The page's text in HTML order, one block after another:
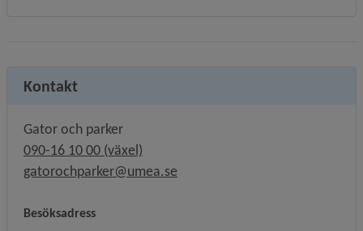
Kontakt
Gator och parker
090-16 10 00 (växel)
gatorochparker@umea.se
Besöksadress